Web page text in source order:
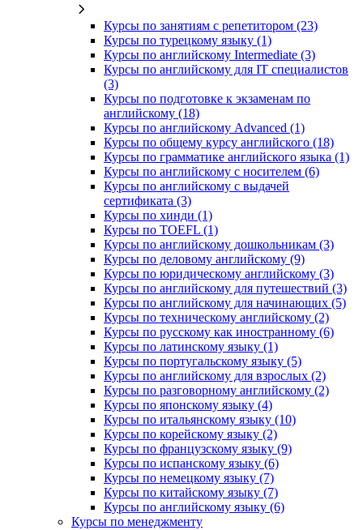
Курсы по занятиям с репетитором (23)
Курсы по турецкому языку (1)
Курсы по английскому Intermediate (3)
Курсы по английскому для IT специалистов
(3)
Курсы по подготовке к экзаменам по
английскому (18)
Курсы по английскому Advanced (1)
Курсы по общему курсу английского (18)
Курсы по грамматике английского языка (1)
Курсы по английскому с носителем (6)
Курсы по английскому с выдачей
сертификата (3)
Курсы по хинди (1)
Курсы по TOEFL (1)
Курсы по английскому дошкольникам (3)
Курсы по деловому английскому (9)
Курсы по юридическому английскому (3)
Курсы по английскому для путешествий (3)
Курсы по английскому для начинающих (5)
Курсы по техническому английскому (2)
Курсы по русскому как иностранному (6)
Курсы по латинскому языку (1)
Курсы по португальскому языку (5)
Курсы по английскому для взрослых (2)
Курсы по разговорному английскому (2)
Курсы по японскому языку (4)
Курсы по итальянскому языку (10)
Курсы по корейскому языку (2)
Курсы по французскому языку (9)
Курсы по испанскому языку (6)
Курсы по немецкому языку (7)
Курсы по китайскому языку (7)
Курсы по английскому языку (6)
Курсы по менеджменту